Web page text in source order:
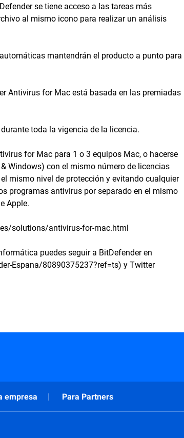
se tiene acceso a las tareas más
al mismo icono para realizar un análisis
mantendrán el producto a punto para
Antivirus for Mac está basada en las premiadas
toda la vigencia de la licencia.
for Mac para 1 o 3 equipos Mac, o hacerse
Windows) con el mismo número de licencias
mismo nivel de protección y evitando cualquier
programas antivirus por separado en el mismo
Apple.
solutions/antivirus-for-mac.html
puedes seguir a BitDefender en
Espana/80890375237?ref=ts) y Twitter
empresa Para Partners